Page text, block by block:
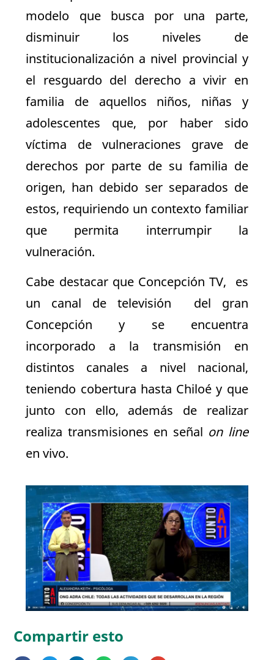
modelo que busca por una parte,
disminuir los niveles de
institucionalización a nivel provincial y
el resguardo del derecho a vivir en
familia de aquellos niños, niñas y
adolescentes que, por haber sido
víctima de vulneraciones grave de
derechos por parte de su familia de
origen, han debido ser separados de
estos, requiriendo un contexto familiar
que permita interrumpir la
vulneración.
Cabe destacar que Concepción TV, es
un canal de televisión del gran
Concepción y se encuentra
incorporado a la transmisión en
distintos canales a nivel nacional,
teniendo cobertura hasta Chiloé y que
junto con ello, además de realizar
realiza transmisiones en señal on line
en vivo.
Compartir esto